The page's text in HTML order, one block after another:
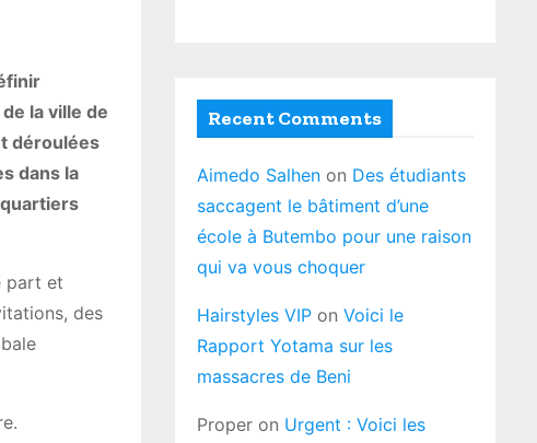
la ville de
déroulées
dans la
part et
des
Recent Comments
Aimedo Salhen on Des étudiants
saccagent le bâtiment d’une
école à Butembo pour une raison
qui va vous choquer
Hairstyles VIP on Voici le
Rapport Yotama sur les
massacres de Beni
Proper on Urgent : Voici les